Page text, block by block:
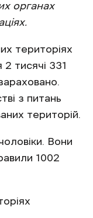
органах
територіях
тисячі 331
з питань
територій.
Вони
1002